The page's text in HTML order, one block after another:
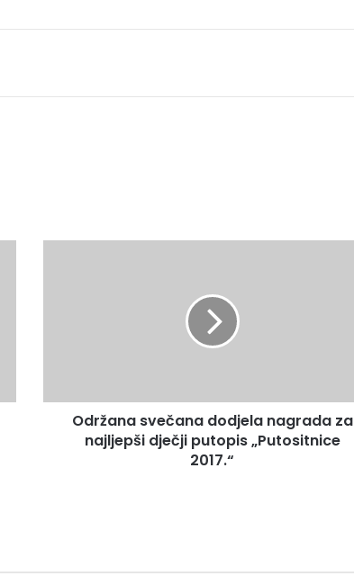
Održana svečana dodjela nagrada za
najljepši dječji putopis „Putositnice
2017.“